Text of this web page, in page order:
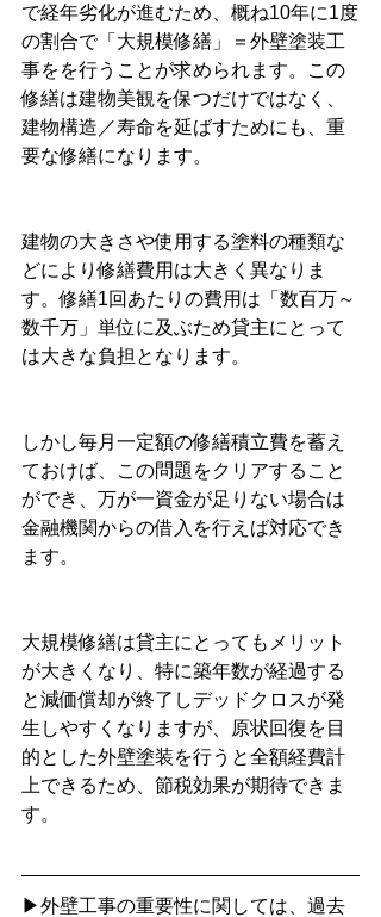
で経年劣化が進むため、概ね10年に1度
の割合で「大規模修繕」＝外壁塗装工
事をを行うことが求められます。この
修繕は建物美観を保つだけではなく、
建物構造／寿命を延ばすためにも、重
要な修繕になります。
建物の大きさや使用する塗料の種類な
どにより修繕費用は大きく異なりま
す。修繕1回あたりの費用は「数百万～
数千万」単位に及ぶため貸主にとって
は大きな負担となります。
しかし毎月一定額の修繕積立費を蓄え
ておけば、この問題をクリアすること
ができ、万が一資金が足りない場合は
金融機関からの借入を行えば対応でき
ます。
大規模修繕は貸主にとってもメリット
が大きくなり、特に築年数が経過する
と減価償却が終了しデッドクロスが発
生しやすくなりますが、原状回復を目
的とした外壁塗装を行うと全額経費計
上できるため、節税効果が期待できま
す。
▶外壁工事の重要性に関しては、過去